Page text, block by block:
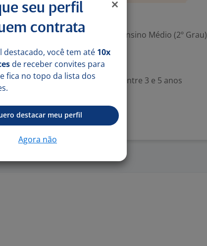
Exigências
Escolaridade Mínima: Ensino Médio (2º Grau)
Valorizado
Experiência desejada: Entre 3 e 5 anos
Denunciar vaga
seu perfil
contrata
destacado, você tem até 10x
de receber convites para
fica no topo da lista dos
destacar meu perfil
Agora não